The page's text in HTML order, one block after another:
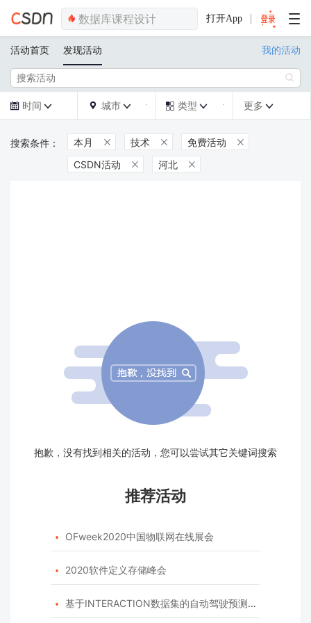
打开App
活动首页 发现活动 我的活动

 时间   城市   类型  更多 
本月  技术  免费活动 
CSDN活动  河北 
抱歉，没有找到相关的活动，您可以尝试其它关键词搜索
推荐活动
 OFweek2020中国物联网在线展会
 2020软件定义存储峰会
 基于INTERACTION数据集的自动驾驶预测模型挑战赛